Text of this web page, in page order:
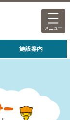
メニュー
施設案内